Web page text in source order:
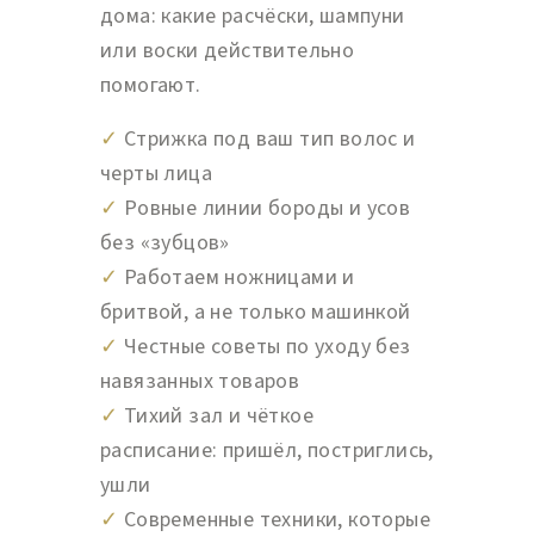
дома: какие расчёски, шампуни
или воски действительно
помогают.
✓ Стрижка под ваш тип волос и
черты лица
✓ Ровные линии бороды и усов
без «зубцов»
✓ Работаем ножницами и
бритвой, а не только машинкой
✓ Честные советы по уходу без
навязанных товаров
✓ Тихий зал и чёткое
расписание: пришёл, постриглись,
ушли
✓ Современные техники, которые